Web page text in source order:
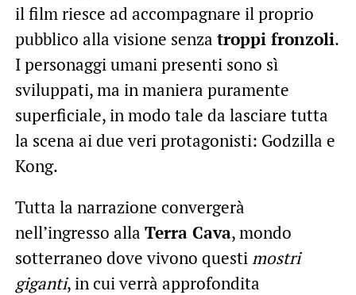
il film riesce ad accompagnare il proprio
pubblico alla visione senza troppi fronzoli.
I personaggi umani presenti sono sì
sviluppati, ma in maniera puramente
superficiale, in modo tale da lasciare tutta
la scena ai due veri protagonisti: Godzilla e
Kong.
Tutta la narrazione convergerà
nell’ingresso alla Terra Cava, mondo
sotterraneo dove vivono questimostri
giganti, in cui verrà approfondita